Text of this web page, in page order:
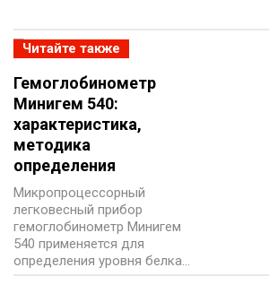
Читайте также
Гемоглобинометр
Минигем 540:
характеристика,
методика
определения
Микропроцессорный
легковесный прибор
гемоглобинометр Минигем
540 применяется для
определения уровня белка…